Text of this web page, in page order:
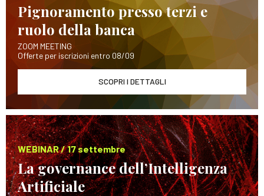
Pignoramento presso terzi e
ruolo della banca
ZOOM MEETING
Offerte per iscrizioni entro 08/09
SCOPRI I DETTAGLI
WEBINAR / 17 settembre
La governance dell’Intelligenza
Artificiale